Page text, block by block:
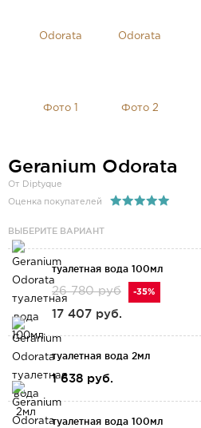
Geranium Odorata
От Diptyque
Оценка покупателей
ВЫБЕРИТЕ ВАРИАНТ
туалетная вода 100мл
26 780 руб -35%
17 407 руб.
туалетная вода 2мл
1 638 руб.
туалетная вода 100мл